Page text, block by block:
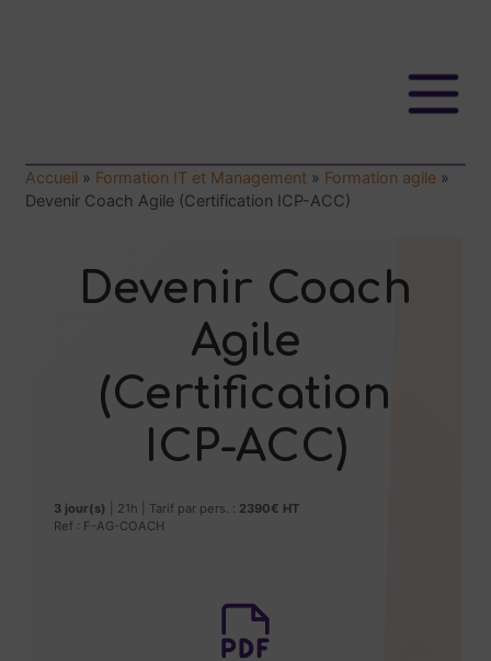
Accueil » Formation IT et Management » Formation agile »
Devenir Coach Agile (Certification ICP-ACC)
Devenir Coach
Agile
(Certification
ICP-ACC)
3 jour(s) | 21h | Tarif par pers. : 2390€ HT
Ref : F-AG-COACH